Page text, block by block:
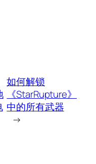
如何解锁
《StarRupture》
中的所有武器
→